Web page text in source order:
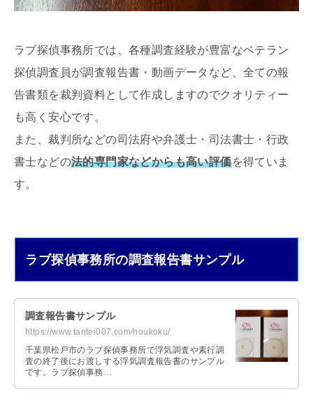
ラブ探偵事務所では、各種調査経験が豊富なベテラン
探偵調査員が調査報告書・動画データなど、全ての報
告書類を裁判資料として作成しますのでクオリティー
も高く安心です。
また、裁判所などの司法府や弁護士・司法書士・行政
書士などの法的専門家などからも高い評価を得ていま
す。
ラブ探偵事務所の調査報告書サンプル
調査報告書サンプル
https://www.tantei007.com/houkoku/
千葉県松戸市のラブ探偵事務所で浮気調査や素行調
査の終了後にお渡しする浮気調査報告書のサンプル
です。ラブ探偵事務…